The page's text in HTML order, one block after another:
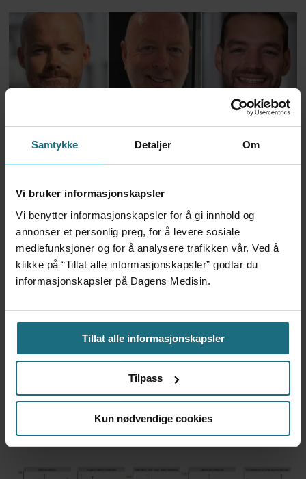
Samtykke Detaljer Om
Vi bruker informasjonskapsler
Vi benytter informasjonskapsler for å gi innhold og
annonser et personlig preg, for å levere sosiale
mediefunksjoner og for å analysere trafikken vår. Ved å
klikke på “Tillat alle informasjonskapsler” godtar du
informasjonskapsler på Dagens Medisin.
Tillat alle informasjonskapsler
Tilpass
Kun nødvendige cookies
Kliniske studier kommer ikke
til land bare fordi de er gode på
forskning
Foretaksreformen må vurderes
i pasientenes perspektiv